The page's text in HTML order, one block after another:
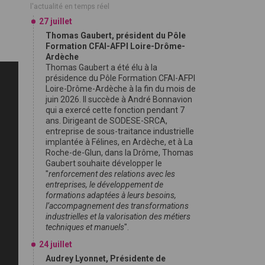
l'actualité en temps réel
27 juillet
Thomas Gaubert, président du Pôle
Formation CFAI-AFPI Loire-Drôme-
Ardèche
Thomas Gaubert a été élu à la
présidence du Pôle Formation CFAI-AFPI
Loire-Drôme-Ardèche à la fin du mois de
juin 2026. Il succède à André Bonnavion
qui a exercé cette fonction pendant 7
ans. Dirigeant de SODESE-SRCA,
entreprise de sous-traitance industrielle
implantée à Félines, en Ardèche, et à La
Roche-de-Glun, dans la Drôme, Thomas
Gaubert souhaite développer le
"renforcement des relations avec les
entreprises, le développement de
formations adaptées à leurs besoins,
l’accompagnement des transformations
industrielles et la valorisation des métiers
techniques et manuels".
24 juillet
Audrey Lyonnet, Présidente de